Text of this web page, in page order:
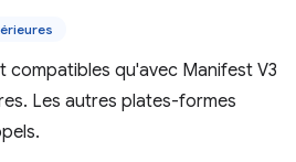
compatibles qu'avec Manifest V3
Les autres plates-formes